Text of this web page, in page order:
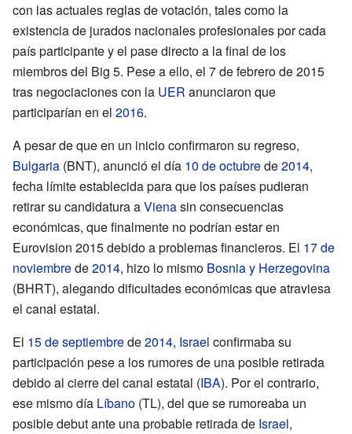
con las actuales reglas de votación, tales como la
existencia de jurados nacionales profesionales por cada
país participante y el pase directo a la final de los
miembros del Big 5. Pese a ello, el 7 de febrero de 2015
tras negociaciones con la UER anunciaron que
participarían en el 2016.
A pesar de que en un inicio confirmaron su regreso,
Bulgaria (BNT), anunció el día 10 de octubrede2014,
fecha límite establecida para que los países pudieran
retirar su candidatura aVienasin consecuencias
económicas, que finalmente no podrían estar en
Eurovision 2015 debido a problemas financieros. El 17 de
noviembrede2014, hizo lo mismo Bosnia y Herzegovina
(BHRT), alegando dificultades económicas que atraviesa
el canal estatal.
El 15 de septiembrede2014, Israel confirmaba su
participación pese a los rumores de una posible retirada
debido al cierre del canal estatal (IBA). Por el contrario,
ese mismo día Líbano (TL), del que se rumoreaba un
posible debut ante una probable retirada de Israel,